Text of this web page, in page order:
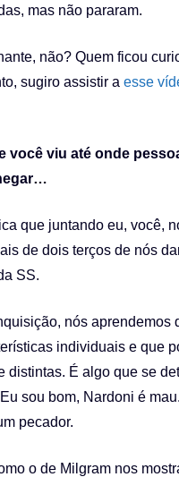
mas não pararam.
não? Quem ficou
sugiro assistir aesse
você viu até onde
que juntando eu, você,
de dois terços de nós
SS.
nós aprendemos
individuais e que
distintas. É algo que se
sou bom, Nardoni é
pecador.
o de Milgram nos